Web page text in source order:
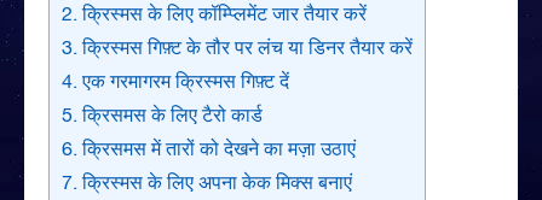
2. क्रिस्मस के लिए कॉम्प्लिमेंट जार तैयार करें
3. क्रिस्मस गिफ़्ट के तौर पर लंच या डिनर तैयार करें
4. एक गरमागरम क्रिस्मस गिफ़्ट दें
5. क्रिसमस के लिए टैरो कार्ड
6. क्रिसमस में तारों को देखने का मज़ा उठाएं
7. क्रिस्मस के लिए अपना केक मिक्स बनाएं